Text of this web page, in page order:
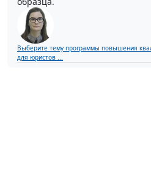
Выберите тему программы повышения
для юристов ...